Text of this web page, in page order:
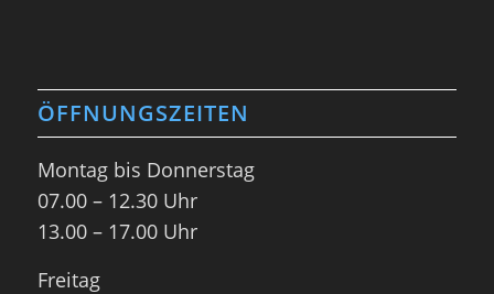
ÖFFNUNGSZEITEN
Montag bis Donnerstag
07.00 – 12.30 Uhr
13.00 – 17.00 Uhr
Freitag